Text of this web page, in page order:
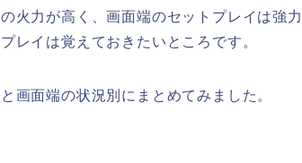
火力が高く、画面端のセットプレイは強力
レイは覚えておきたいところです。
画面端の状況別にまとめてみました。